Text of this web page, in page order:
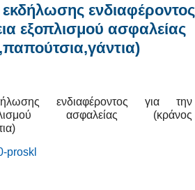
ενδιαφέροντος
εξοπλισμού ασφαλείας
ενδιαφέροντος για την
ασφαλείας (κράνος
proskl